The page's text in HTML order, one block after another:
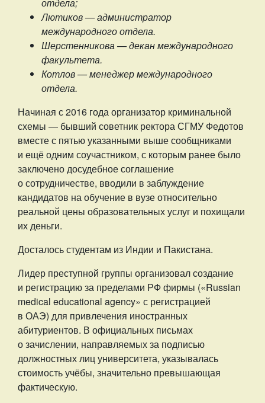
Лютиков — администратор
международного отдела.
Шерстенникова — декан международного
факультета.
Котлов — менеджер международного
отдела.
Начиная с 2016 года организатор криминальной
схемы — бывший советник ректора СГМУ Федотов
вместе с пятью указанными выше сообщниками
и ещё одним соучастником, с которым ранее было
заключено досудебное соглашение
о сотрудничестве, вводили в заблуждение
кандидатов на обучение в вузе относительно
реальной цены образовательных услуг и похищали
их деньги.
Досталось студентам из Индии и Пакистана.
Лидер преступной группы организовал создание
и регистрацию за пределами РФ фирмы («Russian
medical educational agency» с регистрацией
в ОАЭ) для привлечения иностранных
абитуриентов. В официальных письмах
о зачислении, направляемых за подписью
должностных лиц университета, указывалась
стоимость учёбы, значительно превышающая
фактическую.